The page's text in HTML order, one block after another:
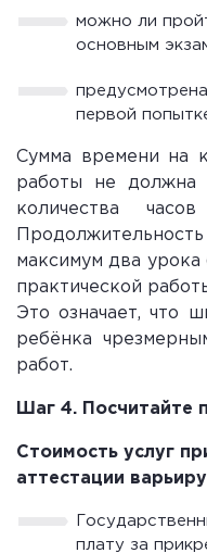
можно ли
основным
первой
Сумма времени на
работы не должна
количества
максимум два
практической
Это означает, что
ребёнка
работ.
Шаг 4. Посчитайте
Стоимость услуг
аттестации
плату за